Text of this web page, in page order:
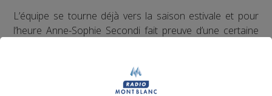
L’équipe se tourne déjà vers la saison estivale et pour
l’heure Anne-Sophie Secondi fait preuve d’une certaine